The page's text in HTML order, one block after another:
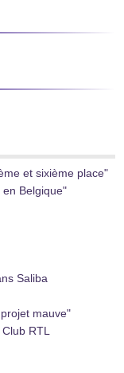
et sixième place"
Belgique"
Saliba
mauve"
RTL